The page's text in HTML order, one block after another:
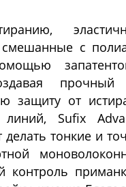
с
защиту от
Sufix
делать тонкие и
контроль